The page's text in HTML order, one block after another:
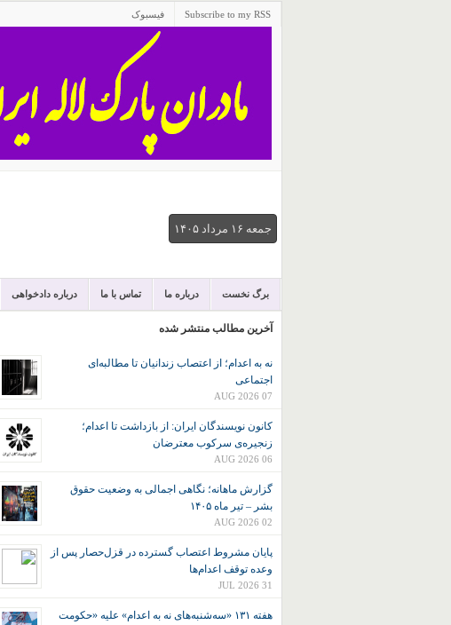
Subscribe to my RSS فیسبوک
جمعه ۱۶ مرداد ۱۴۰۵
برگ نخست درباره ما تماس با ما درباره دادخواهی
آخرین مطالب منتشر شده
نه به اعدام؛ از اعتصاب زندانیان تا مطالبه‌ای
اجتماعی
07 AUG 2026
کانون نويسندگان ايران: از بازداشت تا اعدام؛
زنجیره‌ی سرکوب معترضان
06 AUG 2026
گزارش ماهانه؛ نگاهی اجمالی به وضعیت حقوق
بشر – تیر ماه ۱۴۰۵
02 AUG 2026
پایان مشروط اعتصاب گسترده در قزل‌حصار پس از
وعده توقف اعدام‌ها
31 JUL 2026
هفته ۱۳۱ «سه‌شنبه‌های نه به اعدام» علیه «حکومت